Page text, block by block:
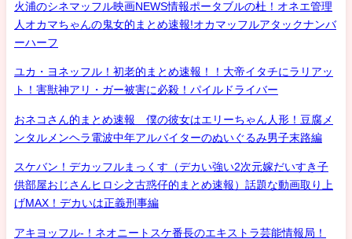
火浦のシネマッフル映画NEWS情報ポータブルの杜！オネエ管理
人オカマちゃんの鬼女的まとめ速報!オカマッフルアタックナンバ
ーハーフ
ユカ・ヨネッフル！初老的まとめ速報！！大帝イタチにラリアッ
ト！害獣神アリ・ガー被害に必殺！パイルドライバー
おネコさん的まとめ速報 僕の彼女はエリーちゃん人形！豆腐メ
ンタルメンヘラ電波中年アルバイターのぬいぐるみ男子末路編
スケバン！デカッフルまっくす（デカい強い2次元嫁だいすき子
供部屋おじさんヒロシ之古惑仔的まとめ速報）話題な動画取り上
げMAX！デカいは正義刑事編
アキヨッフル-！ネオニートスケ番長のエキストラ芸能情報局！